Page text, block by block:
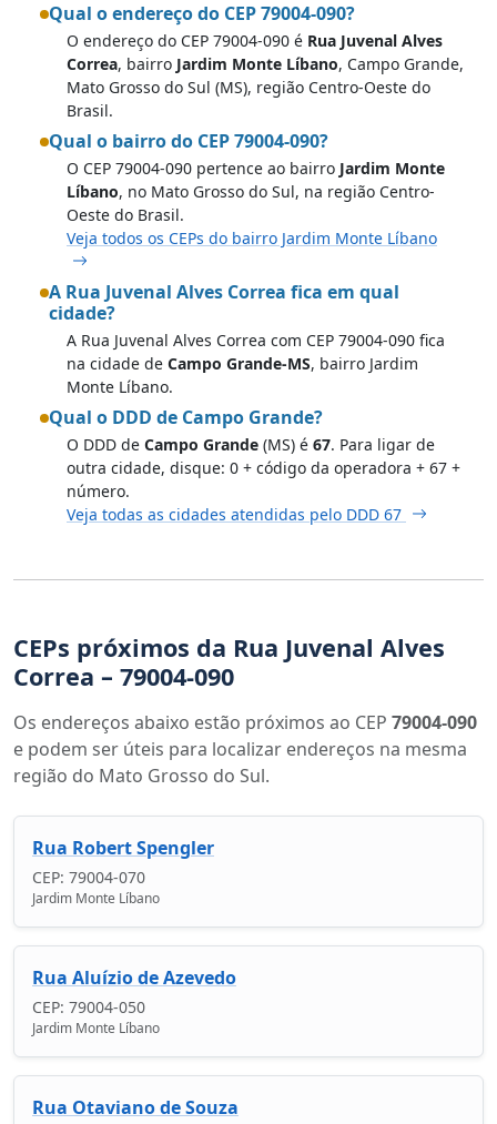
Qual o endereço do CEP 79004-090?
O endereço do CEP 79004-090 é Rua Juvenal Alves
Correa, bairro Jardim Monte Líbano, Campo Grande,
Mato Grosso do Sul (MS), região Centro-Oeste do
Brasil.
Qual o bairro do CEP 79004-090?
O CEP 79004-090 pertence ao bairro Jardim Monte
Líbano, no Mato Grosso do Sul, na região Centro-
Oeste do Brasil.
Veja todos os CEPs do bairro Jardim Monte Líbano
A Rua Juvenal Alves Correa fica em qual
cidade?
A Rua Juvenal Alves Correa com CEP 79004-090 fica
na cidade de Campo Grande-MS, bairro Jardim
Monte Líbano.
Qual o DDD de Campo Grande?
O DDD de Campo Grande (MS) é 67. Para ligar de
outra cidade, disque: 0 + código da operadora + 67 +
número.
Veja todas as cidades atendidas pelo DDD 67
CEPs próximos da Rua Juvenal Alves
Correa – 79004-090
Os endereços abaixo estão próximos ao CEP 79004-090
e podem ser úteis para localizar endereços na mesma
região do Mato Grosso do Sul.
Rua Robert Spengler
CEP: 79004-070
Jardim Monte Líbano
Rua Aluízio de Azevedo
CEP: 79004-050
Jardim Monte Líbano
Rua Otaviano de Souza